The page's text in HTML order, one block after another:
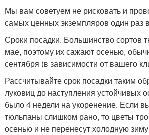
Мы вам советуем не рисковать и
самых ценных экземпляров один раз
Сроки посадки. Большинство сортов
мае, поэтому их сажают осенью,
сентября (в зависимости от вашего
Рассчитывайте срок посадки таким
луковиц до наступления устойчивых
было 4 недели на укоренение. Если
тюльпаны слишком рано, то цветы
осенью и не перенесут холодную